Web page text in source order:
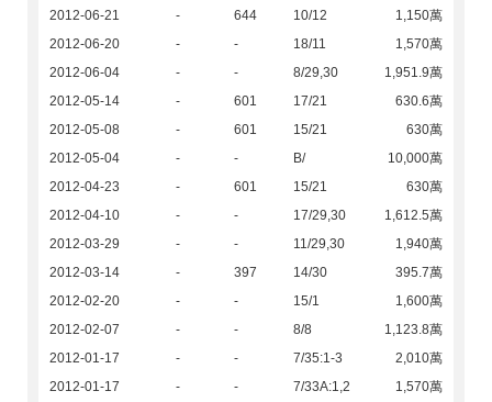
2012-06-21
- 644 10/12
1,150萬
2012-06-20
- - 18/11
1,570萬
2012-06-04
- - 8/29,30
1,951.9萬
2012-05-14
- 601 17/21
630.6萬
2012-05-08
- 601 15/21
630萬
2012-05-04
- - B/
10,000萬
2012-04-23
- 601 15/21
630萬
2012-04-10
- - 17/29,30
1,612.5萬
2012-03-29
- - 11/29,30
1,940萬
2012-03-14
- 397 14/30
395.7萬
2012-02-20
- - 15/1
1,600萬
2012-02-07
- - 8/8
1,123.8萬
2012-01-17
- - 7/35:1-3
2,010萬
2012-01-17
- - 7/33A:1,2 1,570萬